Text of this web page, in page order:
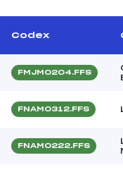
Codex
FMJM0204.FFS
FNAM0312.FFS
FNAM0222.FFS